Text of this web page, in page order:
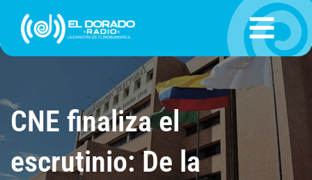
contenido
CNE finaliza el
escrutinio: De la